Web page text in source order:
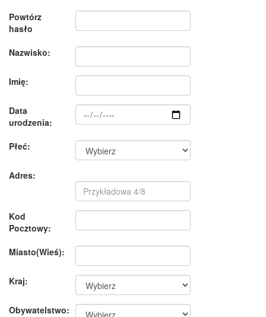
Powtórz
hasło
Nazwisko:
Imię:
Data
urodzenia:
Płeć:
Adres:
Kod
Pocztowy:
Miasto(Wieś):
Kraj:
Obywatelstwo: